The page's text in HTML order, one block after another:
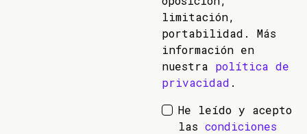
limitación,
portabilidad. Más
información en
nuestra política de
privacidad .
He leído y acepto
las condiciones